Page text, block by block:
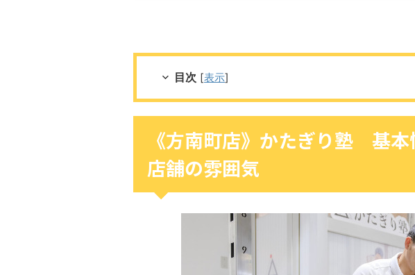
目次 [表示]
《方南町店》かたぎり塾 基本
店舗の雰囲気